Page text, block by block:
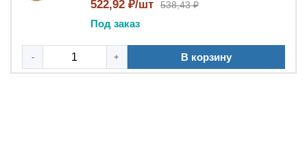
522,92 ₽/шт 538,43 ₽
Под заказ
- + В корзину